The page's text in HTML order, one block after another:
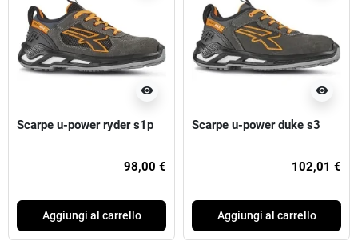
visibility
Scarpe u-power ryder s1p
98,00 €
Aggiungi al carrello
visibility
Scarpe u-power duke s3
102,01 €
Aggiungi al carrello